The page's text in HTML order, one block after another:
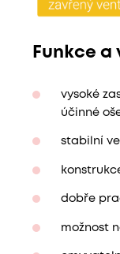
Funkce
vysoké
účinné
stabilní
dobře
možnost